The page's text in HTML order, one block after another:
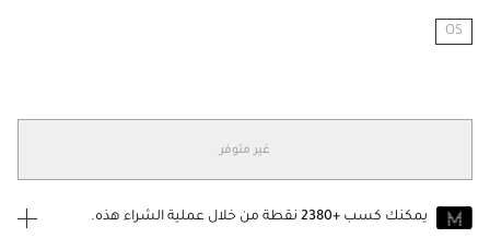
OS
غير متوفر
يمكنك كسب +2380
نقطة من خلال عملية الشراء هذه.